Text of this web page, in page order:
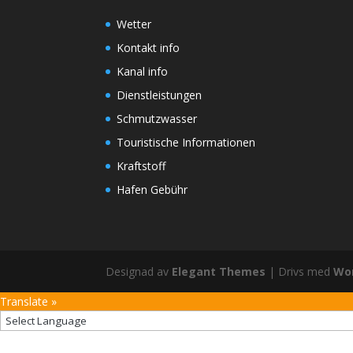
Wetter
Kontakt info
Kanal info
Dienstleistungen
Schmutzwasser
Touristische Informationen
Kraftstoff
Hafen Gebühr
Designad av Elegant Themes | Drivs med
Translate »